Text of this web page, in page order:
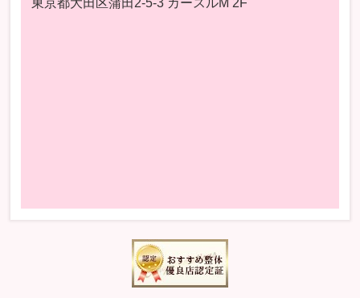
東京都大田区蒲田2-5-3 カースルM 2F